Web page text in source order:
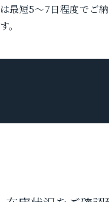
は最短5〜7日程度でご
す。